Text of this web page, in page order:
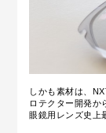
しかも素材は、
ロテクター開発か
眼鏡用レンズ史上